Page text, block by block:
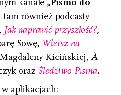
kanale „Pismo do
tam również podcasty
, Jak naprawić przyszłość?,
Sowę, Wiersz na
Kicińskiej, À
oraz Śledztwo Pisma.
w aplikacjach: